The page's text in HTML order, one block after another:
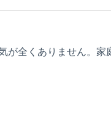
が全くありません。